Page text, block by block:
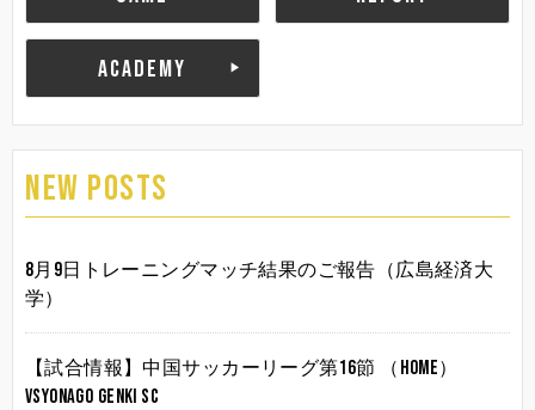
ACADEMY
NEW POSTS
8月9日トレーニングマッチ結果のご報告（広島経済大
学）
【試合情報】中国サッカーリーグ第16節 （HOME）
vsYonago Genki SC